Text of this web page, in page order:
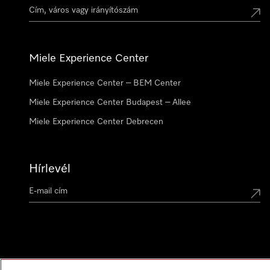
Miele Experience Center
Miele Experience Center – BEM Center
Miele Experience Center Budapest – Allee
Miele Experience Center Debrecen
Hírlevél